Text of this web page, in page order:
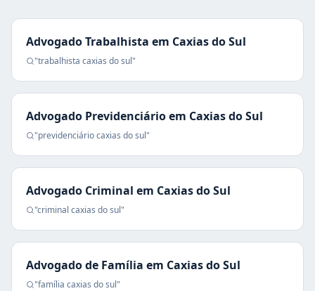
Advogado Trabalhista em Caxias do Sul
"trabalhista caxias do sul"
Advogado Previdenciárioem Caxias do Sul
"previdenciáriocaxias do sul"
Advogado Criminal em Caxias do Sul
"criminal caxias do sul"
Advogado de Família em Caxias do Sul
"família caxias do sul"